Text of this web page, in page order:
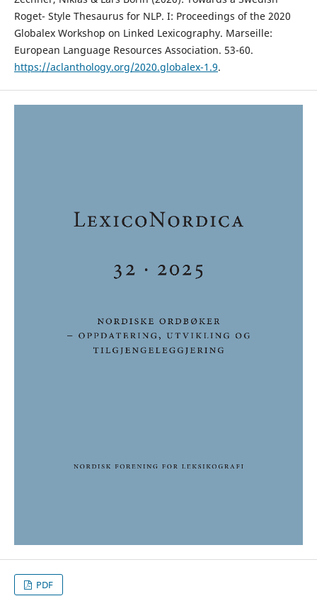
Roget- Style Thesaurus for NLP. I: Proceedings of the 2020
Globalex Workshop on Linked Lexicography. Marseille:
European Language Resources Association. 53-60.
https://aclanthology.org/2020.globalex-1.9.
PDF